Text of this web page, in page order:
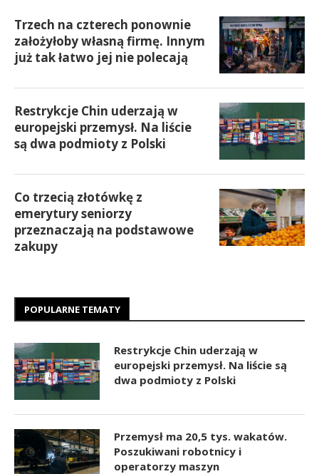
Trzech na czterech ponownie
założyłoby własną firmę. Innym
już tak łatwo jej nie polecają
Restrykcje Chin uderzają w
europejski przemysł. Na liście
są dwa podmioty z Polski
Co trzecią złotówkę z
emerytury seniorzy
przeznaczają na podstawowe
zakupy
POPULARNE TEMATY
Restrykcje Chin uderzają w
europejski przemysł. Na liście są
dwa podmioty z Polski
Przemysł ma 20,5 tys. wakatów.
Poszukiwani robotnicy i
operatorzy maszyn